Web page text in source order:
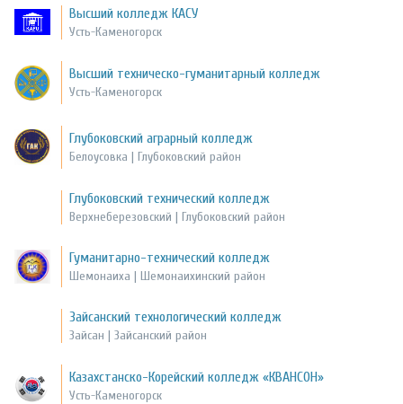
Высший колледж КАСУ
Усть-Каменогорск
Высший техническо-гуманитарный колледж
Усть-Каменогорск
Глубоковский аграрный колледж
Белоусовка | Глубоковский район
Глубоковский технический колледж
Верхнеберезовский | Глубоковский район
Гуманитарно-технический колледж
Шемонаиха | Шемонаихинский район
Зайсанский технологический колледж
Зайсан | Зайсанский район
Казахстанско-Корейский колледж «КВАНСОН»
Усть-Каменогорск